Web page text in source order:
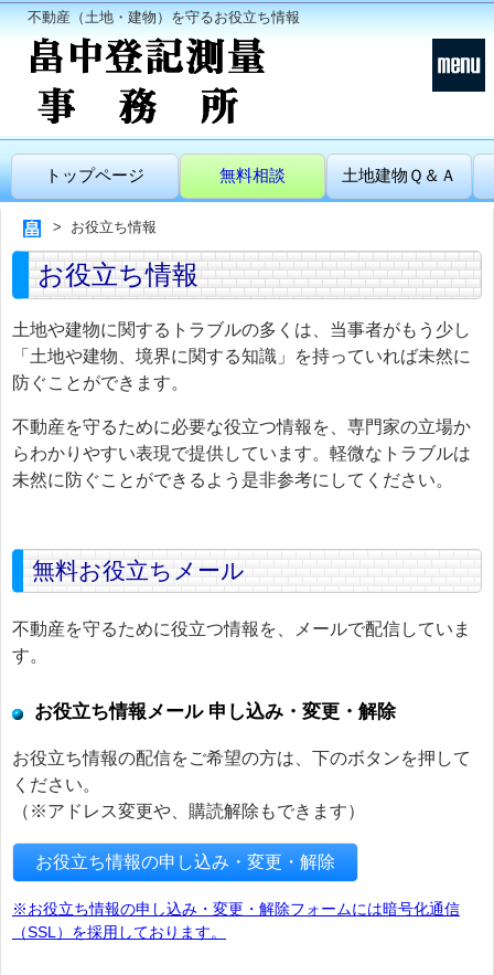
不動産（土地・建物）を守るお役立ち情報
トップページ 無料相談 土地建物Ｑ＆Ａ
お役立ち情報
お役立ち情報
土地や建物に関するトラブルの多くは、当事者がもう少し
「土地や建物、境界に関する知識」を持っていれば未然に
防ぐことができます。
不動産を守るために必要な役立つ情報を、専門家の立場か
らわかりやすい表現で提供しています。軽微なトラブルは
未然に防ぐことができるよう是非参考にしてください。
無料お役立ちメール
不動産を守るために役立つ情報を、メールで配信していま
す。
お役立ち情報メール 申し込み・変更・解除
お役立ち情報の配信をご希望の方は、下のボタンを押して
ください。
（※アドレス変更や、購読解除もできます）
お役立ち情報の申し込み・変更・解除
※お役立ち情報の申し込み・変更・解除フォームには暗号化通信
（SSL）を採用しております。